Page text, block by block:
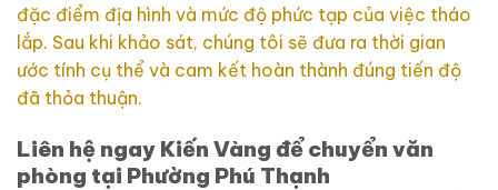
đặc điểm địa hình và mức độ phức tạp của việc tháo
lắp. Sau khi khảo sát, chúng tôi sẽ đưa ra thời gian
ước tính cụ thể và cam kết hoàn thành đúng tiến độ
đã thỏa thuận.
Liên hệ ngay Kiến Vàng để chuyển văn
phòng tại Phường Phú Thạnh